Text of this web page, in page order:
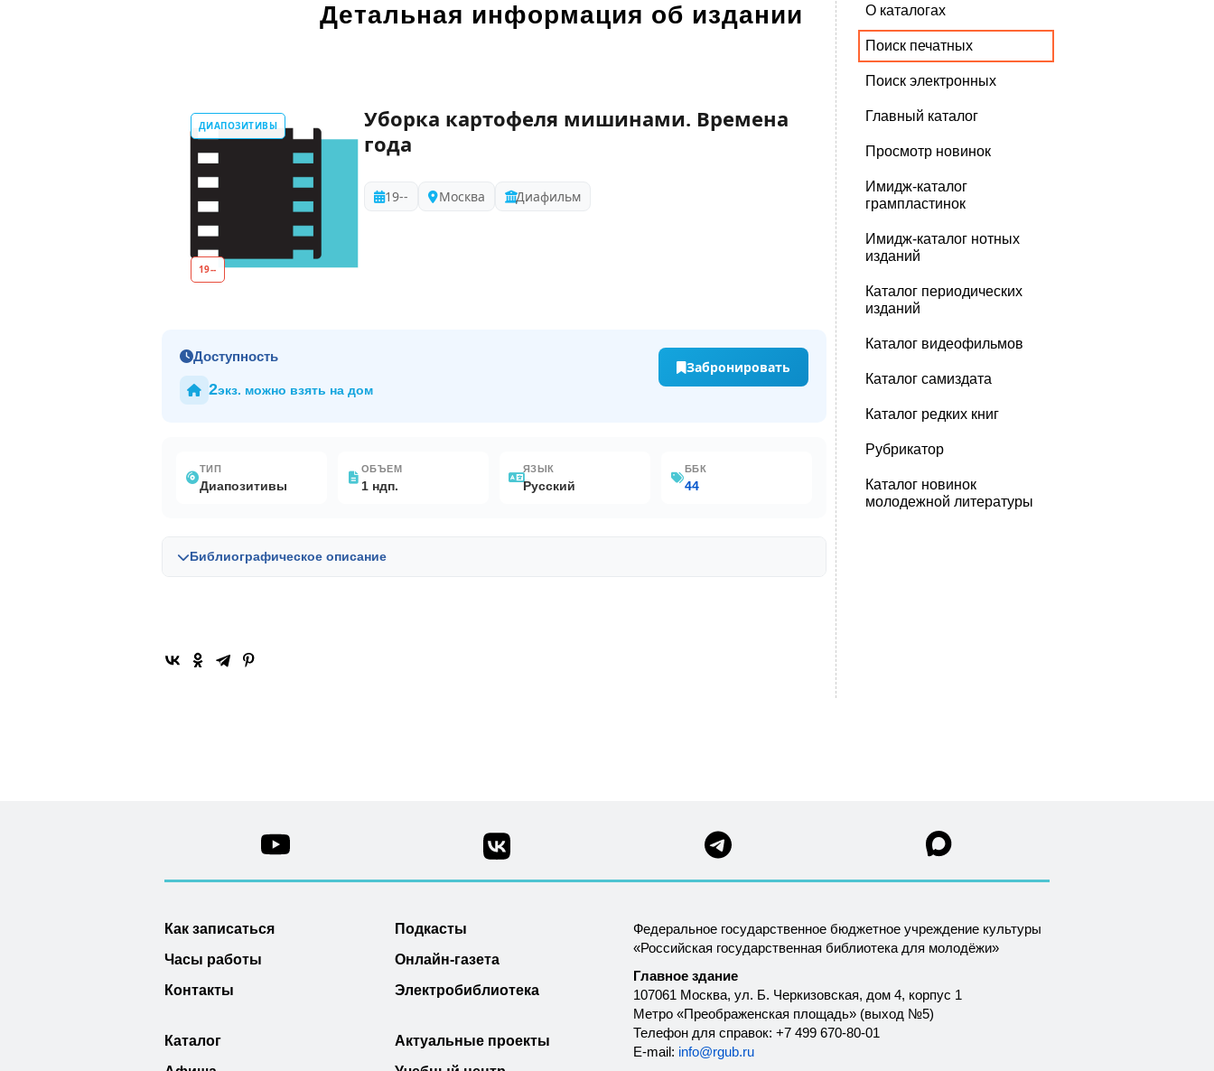
Детальная информация об издании
ДИАПОЗИТИВЫ
19--
Уборка картофеля мишинами. Времена
года
19-- Москва Диафильм
Доступность
2экз. можно взять на дом
Забронировать
ТИП
Диапозитивы
ОБЪЕМ
1 ндп.
ЯЗЫК
Русский
ББК
44
Библиографическое описание
О каталогах
Поиск печатных
Поиск электронных
Главный каталог
Просмотр новинок
Имидж-каталог
грампластинок
Имидж-каталог нотных
изданий
Каталог периодических
изданий
Каталог видеофильмов
Каталог самиздата
Каталог редких книг
Рубрикатор
Каталог новинок
молодежной литературы
Как записаться
Часы работы
Контакты
Каталог
Подкасты
Онлайн-газета
Электробиблиотека
Актуальные проекты
Федеральное государственное бюджетное учреждение культуры
«Российская государственная библиотека для молодёжи»
Главное здание
107061 Москва, ул. Б. Черкизовская, дом 4, корпус 1
Метро «Преображенская площадь» (выход №5)
Телефон для справок: +7 499 670-80-01
E-mail: info@rgub.ru